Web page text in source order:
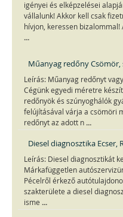
igényei és elképzelései
vállalunk! Akkor kell csak
hívjon, keressen
...
Műanyag redőny Csömör,
Leírás: Műanyag redőnyt
Cégünk egyedi méretre
redőnyök és szúnyoghálók
felújításával várja a csömöri
redőnyt az adott n ...
Diesel diagnosztika Ecser,
Leírás: Diesel diagnosztikát
Márkafüggetlen
Pécelről érkező
szakterülete a diesel
isme ...